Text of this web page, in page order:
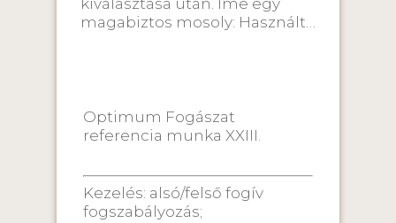
kiválasztása után. Íme egy
magabiztos mosoly: Használt…
Optimum Fogászat
referencia munka XXIII.
Kezelés: alsó/felső fogív
fogszabályozás;